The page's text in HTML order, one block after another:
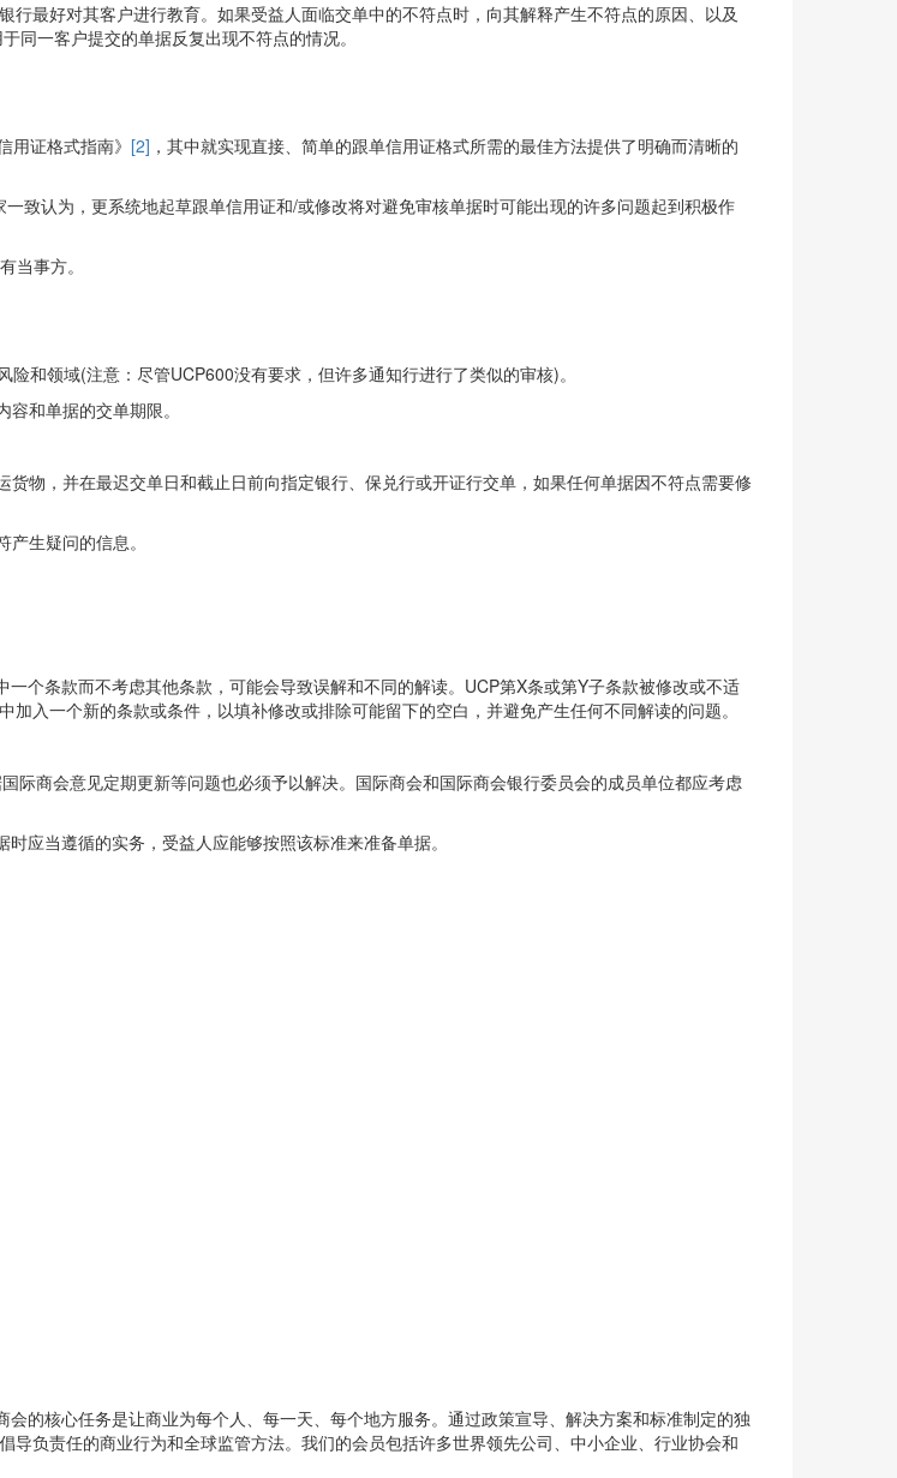
最好对其客户进行教育。如果受益人面临交单中的不符点时，向其解释产生不符点的原因、以及
同一客户提交的单据反复出现不符点的情况。
证格式指南》 [2] ，其中就实现直接、简单的跟单信用证格式所需的最佳方法提供了明确而清晰的
致认为，更系统地起草跟单信用证和/或修改将对避免审核单据时可能出现的许多问题起到积极作
当事方。
和领域(注意：尽管UCP600没有要求，但许多通知行进行了类似的审核)。
和单据的交单期限。
物，并在最迟交单日和截止日前向指定银行、保兑行或开证行交单，如果任何单据因不符点需要修
生疑问的信息。
个条款而不考虑其他条款，可能会导致误解和不同的解读。UCP第X条或第Y子条款被修改或不适
入一个新的条款或条件，以填补修改或排除可能留下的空白，并避免产生任何不同解读的问题。
际商会意见定期更新等问题也必须予以解决。国际商会和国际商会银行委员会的成员单位都应考虑
应当遵循的实务，受益人应能够按照该标准来准备单据。
的核心任务是让商业为每个人、每一天、每个地方服务。通过政策宣导、解决方案和标准制定的独
负责任的商业行为和全球监管方法。我们的会员包括许多世界领先公司、中小企业、行业协会和